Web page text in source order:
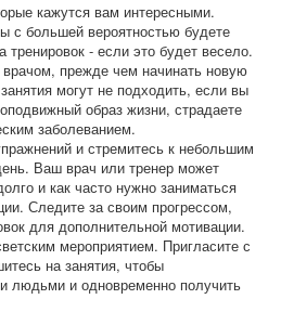
кажутся вам интересными.
с большей вероятностью будете
тренировок - если это будет весело.
врачом, прежде чем начинать новую
могут не подходить, если вы
образ жизни, страдаете
заболеванием.
и стремитесь к небольшим
Ваш врач или тренер может
и как часто нужно заниматься
Следите за своим прогрессом,
для дополнительной мотивации.
мероприятием. Пригласите с
на занятия, чтобы
людьми и одновременно получить